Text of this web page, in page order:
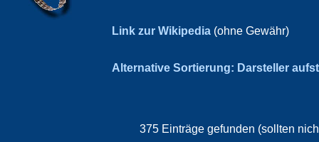
Link zur Wikipedia (ohne Gewähr)
Alternative Sortierung: Darsteller
375 Einträge gefunden (sollten